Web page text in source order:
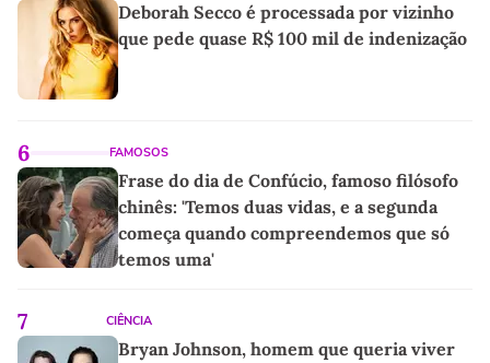
Deborah Secco é processada por vizinho
que pede quase R$ 100 mil de indenização
6 FAMOSOS
Frase do dia de Confúcio, famoso filósofo
chinês: 'Temos duas vidas, e a segunda
começa quando compreendemos que só
temos uma'
7 CIÊNCIA
Bryan Johnson, homem que queria viver